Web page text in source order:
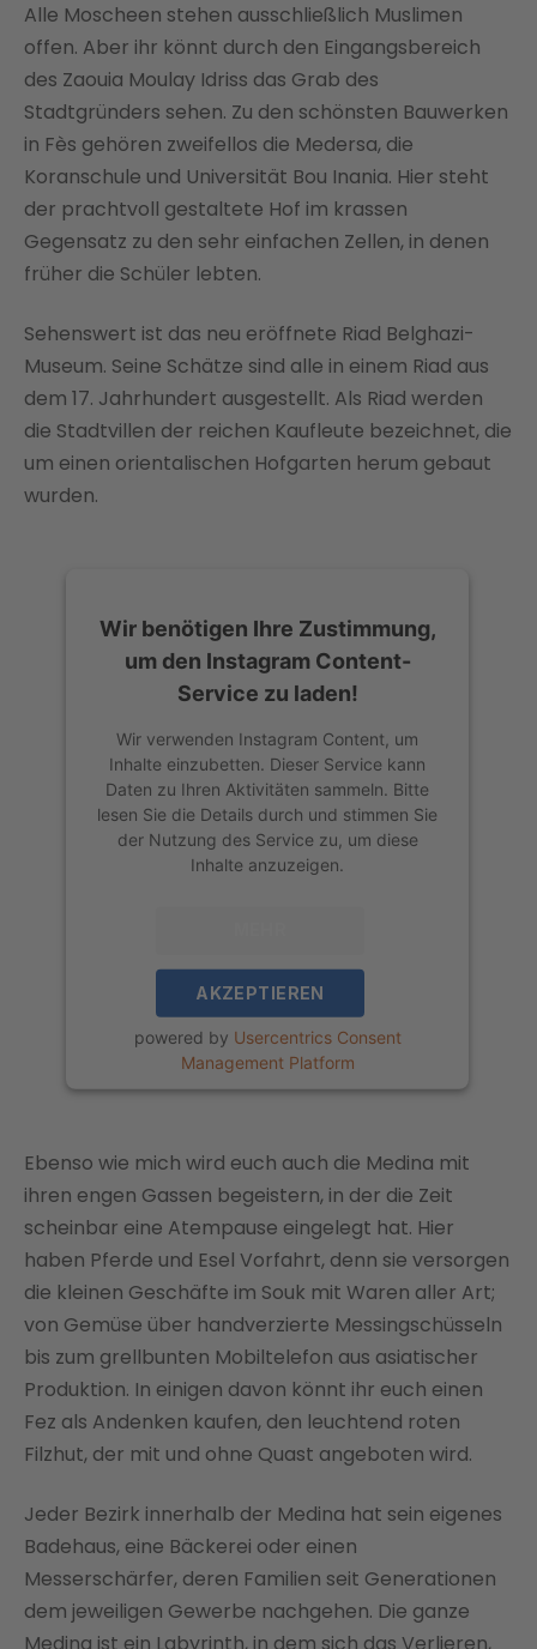
Alle Moscheen stehen ausschließlich Muslimen
offen. Aber ihr könnt durch den Eingangsbereich
des Zaouia Moulay Idriss das Grab des
Stadtgründers sehen. Zu den schönsten Bauwerken
in Fès gehören zweifellos die Medersa, die
Koranschule und Universität Bou Inania. Hier steht
der prachtvoll gestaltete Hof im krassen
Gegensatz zu den sehr einfachen Zellen, in denen
früher die Schüler lebten.
Sehenswert ist das neu eröffnete Riad Belghazi-
Museum. Seine Schätze sind alle in einem Riad aus
dem 17. Jahrhundert ausgestellt. Als Riad werden
die Stadtvillen der reichen Kaufleute bezeichnet, die
um einen orientalischen Hofgarten herum gebaut
wurden.
Wir benötigen Ihre Zustimmung,
um den Instagram Content-
Service zu laden!
Wir verwenden Instagram Content, um
Inhalte einzubetten. Dieser Service kann
Daten zu Ihren Aktivitäten sammeln. Bitte
lesen Sie die Details durch und stimmen Sie
der Nutzung des Service zu, um diese
Inhalte anzuzeigen.
INFORMATIONEN
AKZEPTIEREN
powered by Usercentrics Consent
Management Platform
Ebenso wie mich wird euch auch die Medina mit
ihren engen Gassen begeistern, in der die Zeit
scheinbar eine Atempause eingelegt hat. Hier
haben Pferde und Esel Vorfahrt, denn sie versorgen
die kleinen Geschäfte im Souk mit Waren aller Art;
von Gemüse über handverzierte Messingschüsseln
bis zum grellbunten Mobiltelefon aus asiatischer
Produktion. In einigen davon könnt ihr euch einen
Fez als Andenken kaufen, den leuchtend roten
Filzhut, der mit und ohne Quast angeboten wird.
Jeder Bezirk innerhalb der Medina hat sein eigenes
Badehaus, eine Bäckerei oder einen
Messerschärfer, deren Familien seit Generationen
dem jeweiligen Gewerbe nachgehen. Die ganze
Medina ist ein Labyrinth, in dem sich das Verlieren,